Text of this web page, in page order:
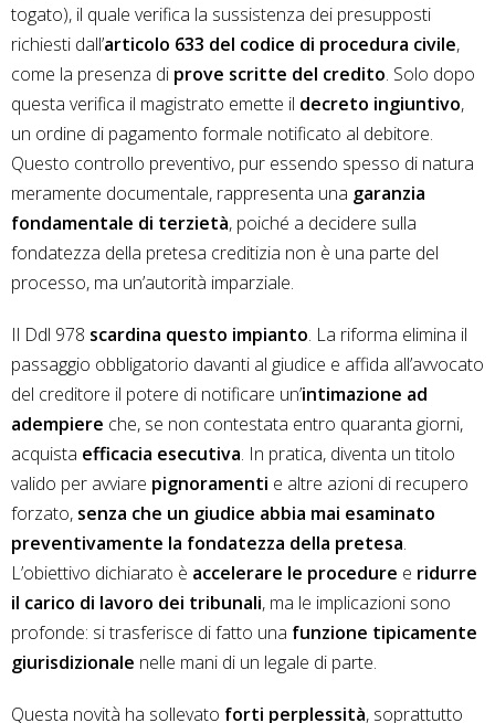
togato), il quale verifica la sussistenza dei presupposti
richiesti dall’articolo 633 del codice di procedura civile,
come la presenza di prove scritte del credito. Solo dopo
questa verifica il magistrato emette il decreto ingiuntivo,
un ordine di pagamento formale notificato al debitore.
Questo controllo preventivo, pur essendo spesso di natura
meramente documentale, rappresenta una garanzia
fondamentale di terzietà, poiché a decidere sulla
fondatezza della pretesa creditizia non è una parte del
processo, ma un’autorità imparziale.
Il Ddl 978 scardina questo impianto. La riforma elimina il
passaggio obbligatorio davanti al giudice e affida all’avvocato
del creditore il potere di notificare un’intimazione ad
adempiere che, se non contestata entro quaranta giorni,
acquista efficacia esecutiva. In pratica, diventa un titolo
valido per avviare pignoramenti e altre azioni di recupero
forzato, senza che un giudice abbia mai esaminato
preventivamente la fondatezza della pretesa.
L’obiettivo dichiarato è accelerare le procedure e ridurre
il carico di lavoro dei tribunali, ma le implicazioni sono
profonde: si trasferisce di fatto una funzione tipicamente
giurisdizionale nelle mani di un legale di parte.
Questa novità ha sollevato forti perplessità, soprattutto